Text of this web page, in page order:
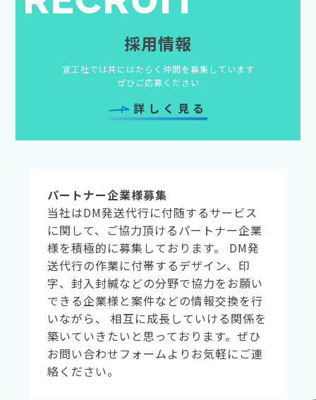
採用情報
宣工社では共にはたらく仲間を募集しています
ぜひご応募ください
詳しく見る
パートナー企業様募集
当社はDM発送代行に付随するサービス
に関して、ご協力頂けるパートナー企業
様を積極的に募集しております。 DM発
送代行の作業に付帯するデザイン、印
字、封入封緘などの分野で協力をお願い
できる企業様と案件などの情報交換を行
いながら、 相互に成長していける関係を
築いていきたいと思っております。ぜひ
お問い合わせフォームよりお気軽にご連
絡ください。